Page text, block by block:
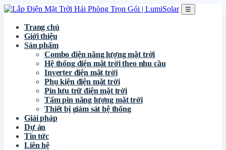
☰
Trang chủ
Giới thiệu
Sản phẩm
Combo điện năng lượng mặt trời
Hệ thống điện mặt trời theo nhu cầu
Inverter điện mặt trời
Phụ kiện điện mặt trời
Pin lưu trữ điện mặt trời
Tấm pin năng lượng mặt trời
Thiết bị giám sát hệ thống
Giải pháp
Dự án
Tin tức
Liên hệ